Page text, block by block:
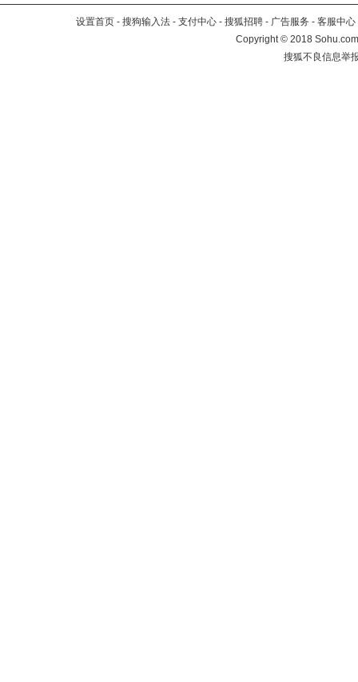
设置首页 - 搜狗输入法 - 支付中心 - 搜狐招聘 - 广告服务 - 客服中心
Copyright©2018
搜狐不良信息举